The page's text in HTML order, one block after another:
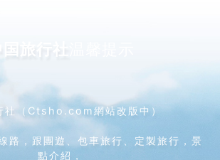
国旅行社
社（ Ctsho.com網站改版中）
路，跟團遊、包車旅行、定製旅行，景
點介紹，